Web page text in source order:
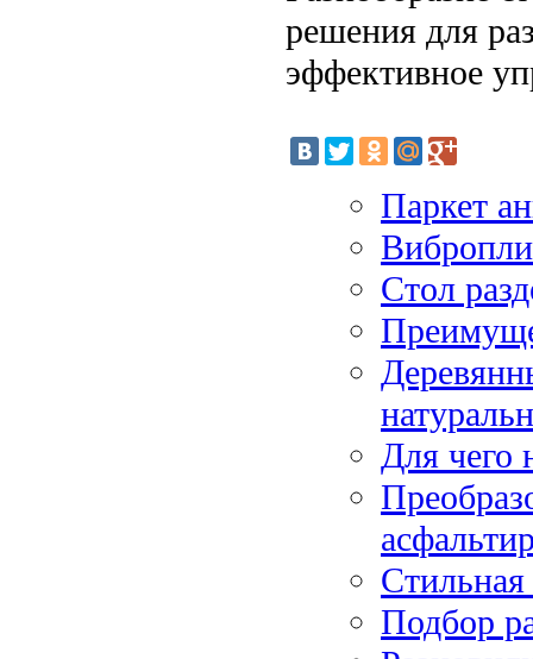
решения для
эффективное
Паркет
Стол
Для чего
Подбор